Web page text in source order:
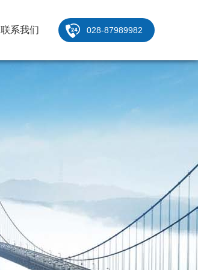
028-87989982
联系我们